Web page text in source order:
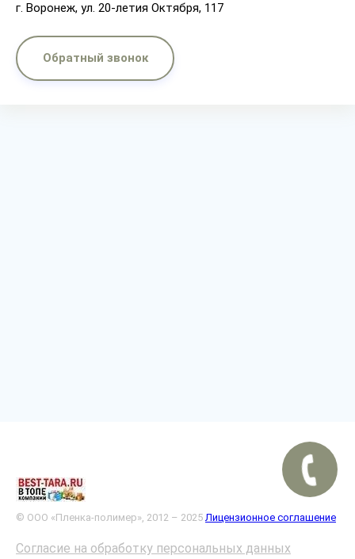
г. Воронеж, ул. 20-летия Октября, 117
Обратный звонок
© ООО «Пленка-полимер», 2012 – 2025 Лицензионное соглашение
Согласие на обработку персональных данных